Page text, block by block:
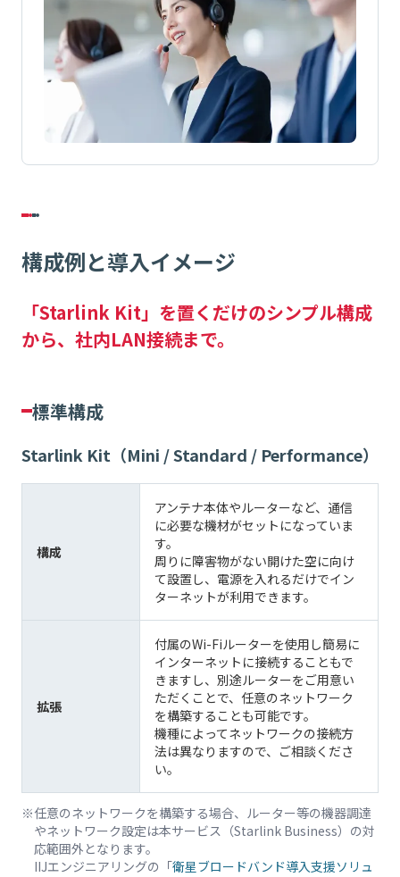
構成例と導入イメージ
「Starlink Kit」を置くだけのシンプル構成
から、社内LAN接続まで。
標準構成
Starlink Kit（Mini / Standard / Performance）
構成
アンテナ本体やルーターなど、通信
に必要な機材がセットになっていま
す。
周りに障害物がない開けた空に向け
て設置し、電源を入れるだけでイン
ターネットが利用できます。
拡張
付属のWi-Fiルーターを使用し簡易に
インターネットに接続することもで
きますし、別途ルーターをご用意い
ただくことで、任意のネットワーク
を構築することも可能です。
機種によってネットワークの接続方
法は異なりますので、ご相談くださ
い。
任意のネットワークを構築する場合、ルーター等の機器調達
やネットワーク設定は本サービス（Starlink Business）の対
応範囲外となります。
IIJエンジニアリングの「衛星ブロードバンド導入支援ソリュ